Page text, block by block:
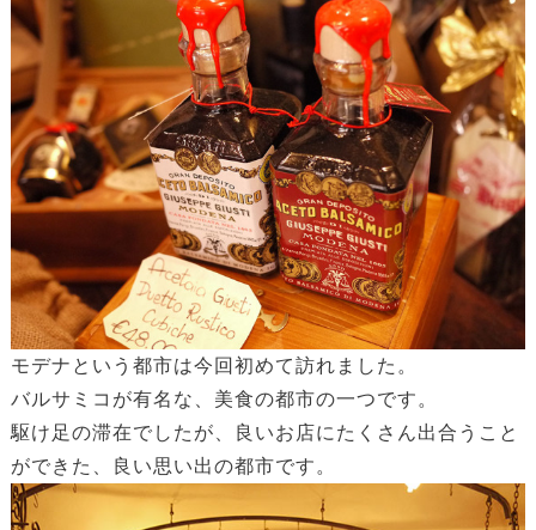
モデナという都市は今回初めて訪れました。
バルサミコが有名な、美食の都市の一つです。
駆け足の滞在でしたが、良いお店にたくさん出合うこと
ができた、良い思い出の都市です。